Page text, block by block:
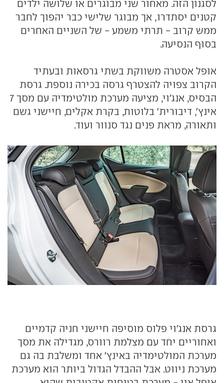
לסגנון הזה. מאחור שני מבוגרים או שלושה ילדים
קטנים יסתדרו, אך מבוגר שלישי כבר יהפוך לחבר
ממש קרוב - תרתי משמע - של השניים האחרים
בסוף הנסיעה.
אופל אסטרה משווקת בשתי גרסאות ובעתיד
הקרוב צפויה להצטרף גרסה בכירה נוספת. גרסת
הבסיס, אנג'וי, מציעה מערכת מולטימדיה עם מסך 7
אינץ', דיבורית' בלוטות, בקרת אקלים, חיישני גשם
ותאורה, מראת פנים נגד סנוור ועוד.
גרסת אנג'וי פלוס מוסיפה חיישני חניה קדמיים
ואחוריים יחד עם מצלמת רוורס, מגדילה את מסך
מערכת המולטימדיה באינץ' אחד ומשלבת בה גם
מערכת ניווט. אבל ההבדל הגדול ביותר הוא מערכת